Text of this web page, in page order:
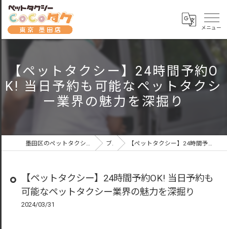
【ペットタクシー】24時間予約O
K! 当日予約も可能なペットタクシ
ー業界の魅力を深掘り
墨田区のペットタクシーならペットタクシーCoCoタク東京墨田店 ブログ 【ペットタクシー】24時間予約OK! 当日予約も可能なペットタクシー業界の魅力を深掘り
【ペットタクシー】24時間予約OK! 当日予約も
可能なペットタクシー業界の魅力を深掘り
2024/03/31